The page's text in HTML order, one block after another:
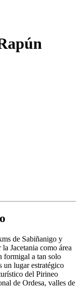
de Sabiñanigo y
Jacetania como área
formigal a tan solo
un lugar estratégico
del Pirineo
de Ordesa, valles de